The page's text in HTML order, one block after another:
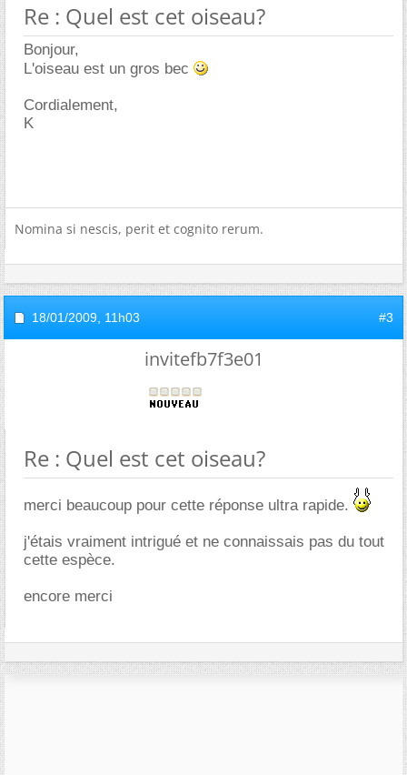
Re : Quel est cet oiseau?
Bonjour,
L'oiseau est un gros bec
Cordialement,
K
Nomina si nescis, perit et cognito rerum.
18/01/2009, 11h03 #3
invitefb7f3e01
Re : Quel est cet oiseau?
merci beaucoup pour cette réponse ultra rapide.
j'étais vraiment intrigué et ne connaissais pas du tout
cette espèce.
encore merci